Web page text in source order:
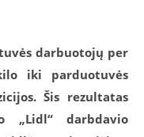
darbuotojų per
iki parduotuvės
Šis rezultatas
„Lidl“ darbdavio